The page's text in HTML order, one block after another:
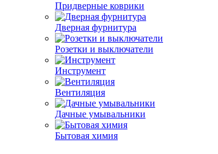
Придверные коврики
Дверная фурнитура
Розетки и выключатели
Инструмент
Вентиляция
Дачные умывальники
Бытовая химия